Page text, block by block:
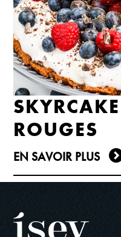
ROUGES
EN SAVOIR PLUS